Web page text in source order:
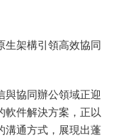
生架構引領高效協同
與協同辦公領域正迎
軟件解決方案，正以
溝通方式，展現出蓬